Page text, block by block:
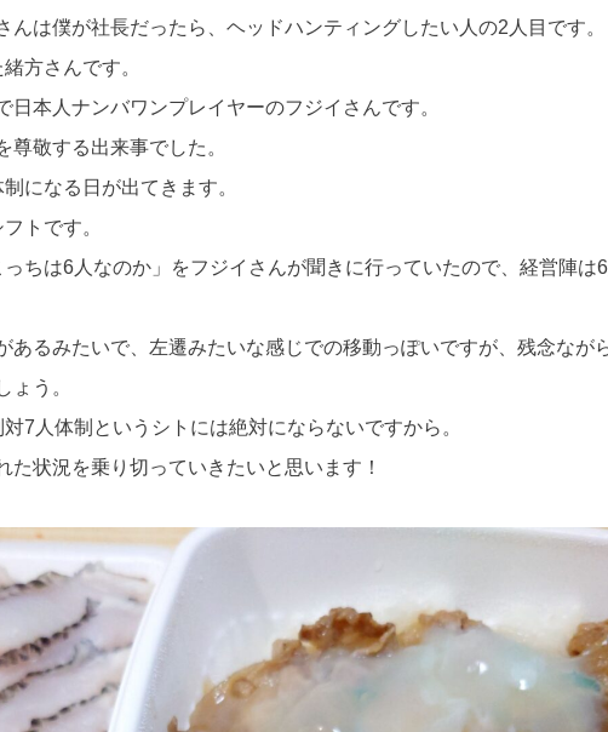
んは僕が社長だったら、ヘッドハンティングしたい人の2人目です。
方さんです。
本人ナンバワンプレイヤーのフジイさんです。
敬する出来事でした。
になる日が出てきます。
トです。
ちは6人なのか」をフジイさんが聞きに行っていたので、経営陣は
あるみたいで、左遷みたいな感じでの移動っぽいですが、残念なが
ょう。
7人体制というシトには絶対にならないですから。
た状況を乗り切っていきたいと思います！